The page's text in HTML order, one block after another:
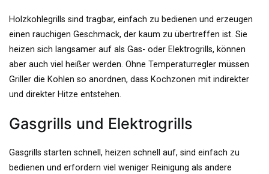
Holzkohlegrills sind tragbar, einfach zu bedienen und erzeugen
einen rauchigen Geschmack, der kaum zu übertreffen ist. Sie
heizen sich langsamer auf als Gas- oder Elektrogrills, können
aber auch viel heißer werden. Ohne Temperaturregler müssen
Griller die Kohlen so anordnen, dass Kochzonen mit indirekter
und direkter Hitze entstehen.
Gasgrills und Elektrogrills
Gasgrills starten schnell, heizen schnell auf, sind einfach zu
bedienen und erfordern viel weniger Reinigung als andere